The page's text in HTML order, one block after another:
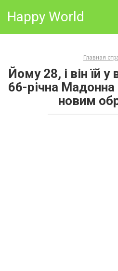
Happy World
Главная
Йому 28, і він їй
66-річна Мадонна
новим